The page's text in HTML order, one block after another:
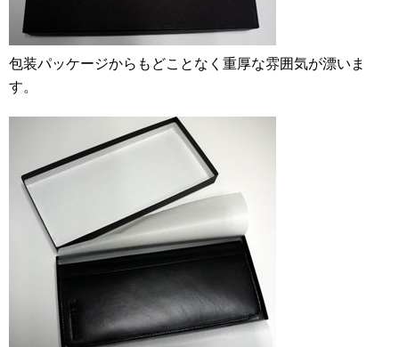
包装パッケージからもどことなく重厚な雰囲気が漂いま
す。